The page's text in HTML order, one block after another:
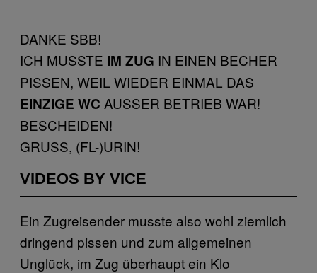
DANKE SBB!
ICH MUSSTE IM ZUG IN EINEN BECHER
PISSEN, WEIL WIEDER EINMAL DAS
EINZIGE WC AUSSER BETRIEB WAR!
BESCHEIDEN!
GRUSS, (FL-)URIN!
VIDEOS BY VICE
Ein Zugreisender musste also wohl ziemlich
dringend pissen und zum allgemeinen
Unglück, im Zug überhaupt ein Klo